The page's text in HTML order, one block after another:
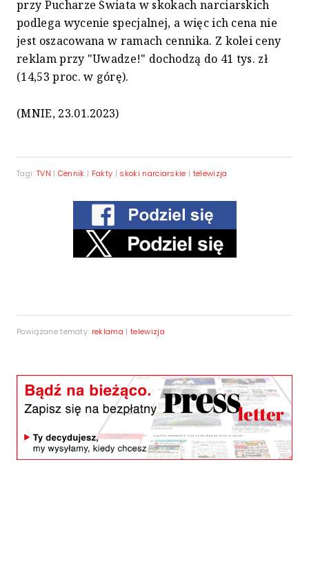
przy Pucharze Świata w skokach narciarskich
podlega wycenie specjalnej, a więc ich cena nie
jest oszacowana w ramach cennika. Z kolei ceny
reklam przy "Uwadze!" dochodzą do 41 tys. zł
(14,53 proc. w górę).
(MNIE, 23.01.2023)
Tagi: TVN | Cennik | Fakty | skoki narciarskie | telewizja
Powiązane tematy: reklama | telewizja